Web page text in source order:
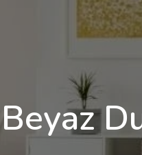
Beyaz